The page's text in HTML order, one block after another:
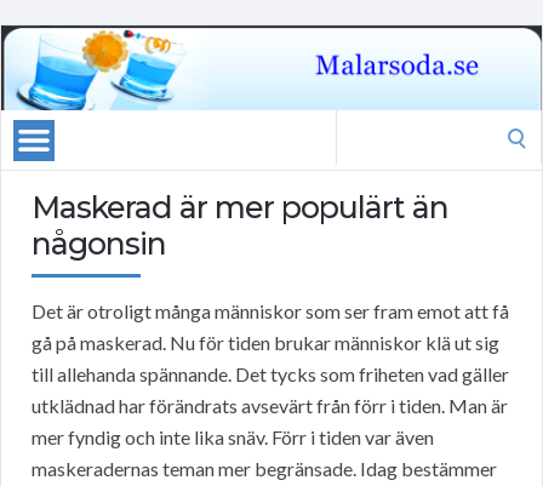
Maskerad är mer populärt än
någonsin
Det är otroligt många människor som ser fram emot att få
gå på maskerad. Nu för tiden brukar människor klä ut sig
till allehanda spännande. Det tycks som friheten vad gäller
utklädnad har förändrats avsevärt från förr i tiden. Man är
mer fyndig och inte lika snäv. Förr i tiden var även
maskeradernas teman mer begränsade. Idag bestämmer